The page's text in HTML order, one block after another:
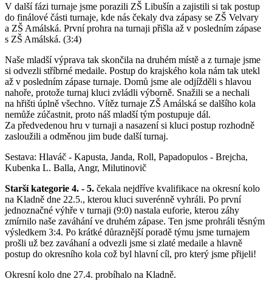
V další fázi turnaje jsme porazili ZŠ Libušín a zajistili si tak postup
do finálové části turnaje, kde nás čekaly dva zápasy se ZŠ Velvary
a ZŠ Amálská. První prohra na turnaji přišla až v posledním zápase
s ZŠ Amálská. (3:4)
Naše mladší výprava tak skončila na druhém místě a z turnaje jsme
si odvezli stříbrné medaile. Postup do krajského kola nám tak utekl
až v posledním zápase turnaje. Domů jsme ale odjížděli s hlavou
nahoře, protože turnaj kluci zvládli výborně. Snažili se a nechali
na hřišti úplně všechno. Vítěz turnaje ZŠ Amálská se dalšího kola
nemůže zúčastnit, proto náš mladší tým postupuje dál.
Za předvedenou hru v turnaji a nasazení si kluci postup rozhodně
zasloužili a odměnou jim bude další turnaj.
Sestava: Hlaváč - Kapusta, Janda, Roll, Papadopulos - Brejcha,
Kubenka L. Balla, Angr, Milutinovič
Starší kategorie 4. - 5. čekala nejdříve kvalifikace na okresní kolo
na Kladně dne 22.5., kterou kluci suverénně vyhráli. Po první
jednoznačné výhře v turnaji (9:0) nastala euforie, kterou záhy
zmírnilo naše zaváhání ve druhém zápase. Ten jsme prohráli těsným
výsledkem 3:4. Po krátké důraznější poradě týmu jsme turnajem
prošli už bez zaváhaní a odvezli jsme si zlaté medaile a hlavně
postup do okresního kola což byl hlavní cíl, pro který jsme přijeli!
Okresní kolo dne 27.4. probíhalo na Kladně.